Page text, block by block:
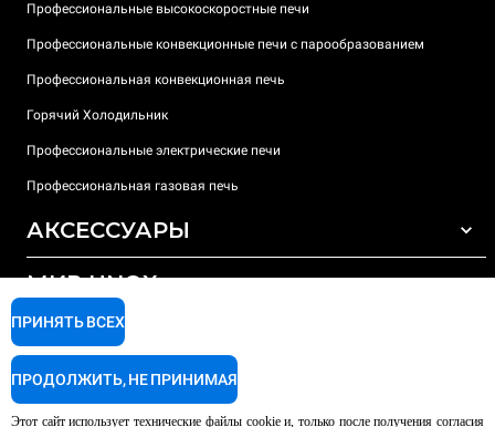
Профессиональные высокоскоростные печи
Профессиональные конвекционные печи с парообразованием
Профессиональная конвекционная печь
Горячий Холодильник
Профессиональные электрические печи
Профессиональная газовая печь
АКСЕССУАРЫ
Моющие средства для автоматической мойки
Моющие средства для мойки вручную
Ионообменный фильтр
МИР UNOX
Наши офисы по всему миру
ПОДДЕРЖКА
Гарантия Unox
Этот сайт использует технические файлы cookie и, только после получения согласия
ПРИНЯТЬ ВСЕХ
ПРОДОЛЖИТЬ, НЕ ПРИНИМАЯ